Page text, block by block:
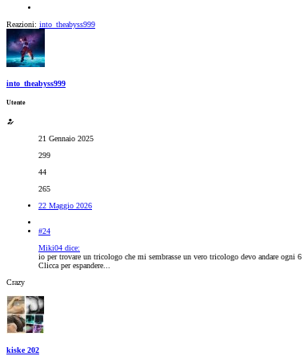
Reazioni: into_theabyss999
into_theabyss999
Utente
21 Gennaio 2025
299
44
265
22 Maggio 2026
#24
Miki04 dice:
io per trovare un tricologo che mi sembrasse un vero tricologo devo andare ogni
Clicca per espandere...
Crazy
kiske 202